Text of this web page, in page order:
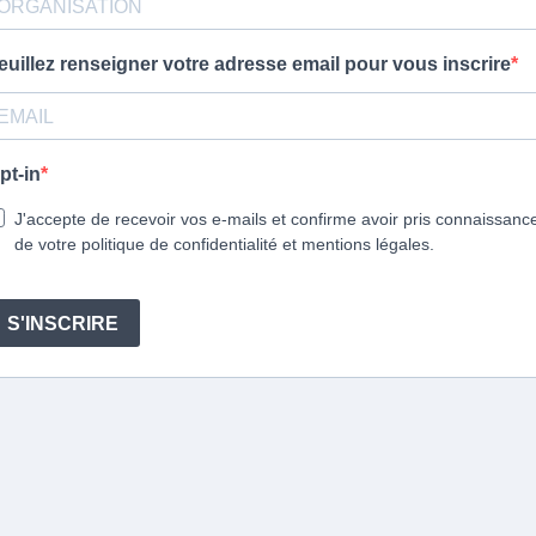
renseigner votre adresse email pour vous inscrire
in
J'accepte de recevoir vos e-mails et confirme avoir pris
de votre politique de confidentialité et mentions légales.
S'INSCRIRE